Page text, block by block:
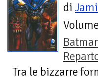
di
Volume
Tra le bizzarre